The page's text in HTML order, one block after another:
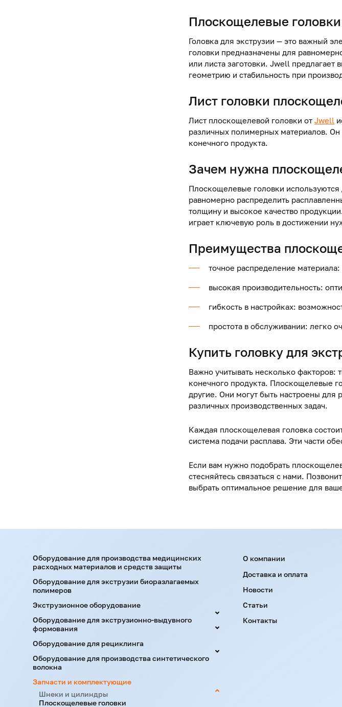
Плоскощелевые головки
Головка для экструзии — это важный
головки предназначены для
или листа заготовки. Jwell
геометрию и стабильность при
Лист головки
Лист плоскощелевой головки от Jwell
различных полимерных материалов.
конечного продукта.
Зачем нужна
Плоскощелевые головки используются
равномерно распределить
толщину и высокое качество
играет ключевую роль в достижении
Преимущества
точное распределение
высокая производительность:
гибкость в настройках:
простота в обслуживании: легко
Купить головку для
Важно учитывать несколько факторов:
конечного продукта. Плоскощелевые
другие. Они могут быть настроены
различных производственных задач.
Каждая плоскощелевая головка
система подачи расплава. Эти части
Если вам нужно подобрать
стесняйтесь связаться с нами.
выбрать оптимальное решение для
Оборудование для производства медицинских
расходных материалов и средств защиты
Оборудование для экструзии биоразлагаемых
полимеров
Экструзионное оборудование
Оборудование для экструзионно-выдувного
формования
Оборудование для рециклинга
Оборудование для производства синтетического
волокна
Запчасти и комплектующие
Шнеки и цилиндры
Плоскощелевые головки
Menu footer
О компании
Доставка и оплата
Новости
Статьи
Контакты